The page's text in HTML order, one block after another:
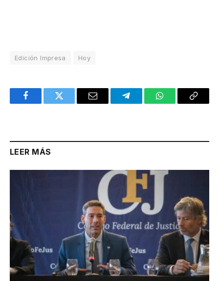
Edición Impresa Hoy
FacebookTwitter Email TelegramWhatsAppCopy
LEER MÁS